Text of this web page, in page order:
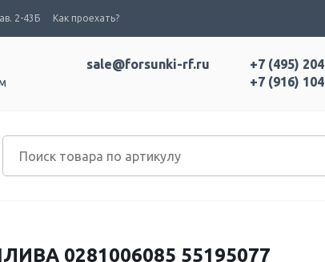
2-43Б Как проехать?
+7 (495)
+7 (916)
sale@forsunki-rf.ru
0281006085 55195077